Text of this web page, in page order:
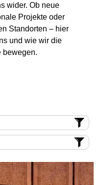
wider. Ob neue
Projekte oder
Standorten – hier
und wie wir die
bewegen.